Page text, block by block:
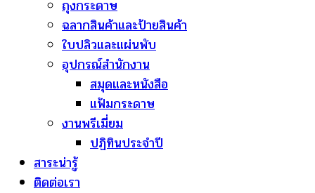
ถุงกระดาษ
ฉลากสินค้าและป้ายสินค้า
ใบปลิวและแผ่นพับ
อุปกรณ์สำนักงาน
สมุดและหนังสือ
แฟ้มกระดาษ
งานพรีเมี่ยม
ปฏิทินประจำปี
สาระน่ารู้
ติดต่อเรา